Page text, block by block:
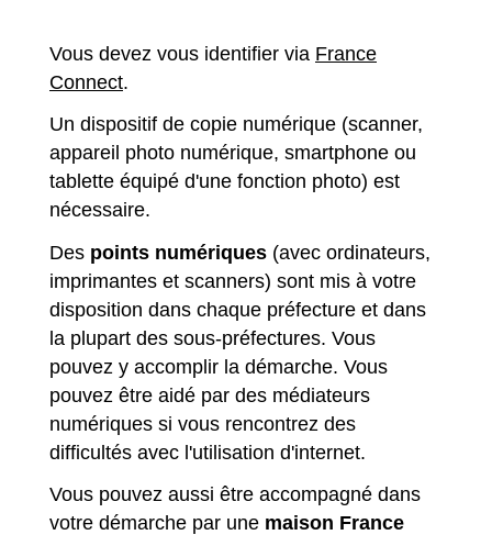
Vous devez vous identifier via France
Connect.
Un dispositif de copie numérique (scanner,
appareil photo numérique, smartphone ou
tablette équipé d'une fonction photo) est
nécessaire.
Des points numériques (avec ordinateurs,
imprimantes et scanners) sont mis à votre
disposition dans chaque préfecture et dans
la plupart des sous-préfectures. Vous
pouvez y accomplir la démarche. Vous
pouvez être aidé par des médiateurs
numériques si vous rencontrez des
difficultés avec l'utilisation d'internet.
Vous pouvez aussi être accompagné dans
votre démarche par une maison France